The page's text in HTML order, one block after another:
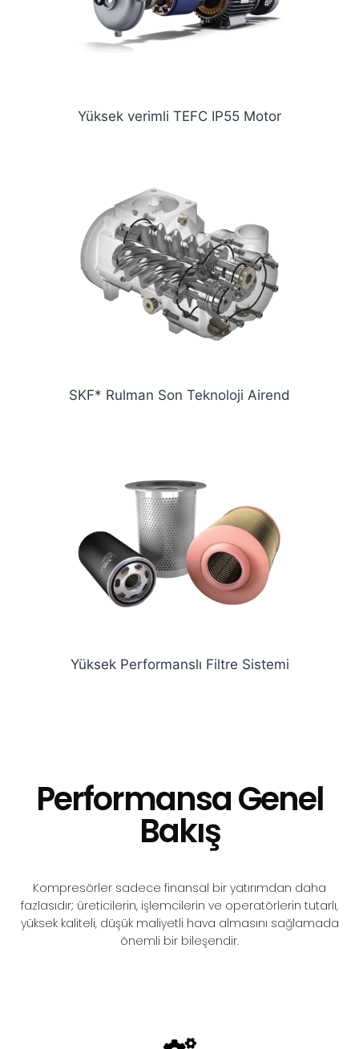
Yüksek verimli TEFC IP55 Motor
SKF* Rulman Son Teknoloji Airend
Yüksek Performanslı Filtre Sistemi
Performansa Genel
Bakış
Kompresörler sadece finansal bir yatırımdan daha
fazlasıdır; üreticilerin, işlemcilerin ve operatörlerin tutarlı,
yüksek kaliteli, düşük maliyetli hava almasını sağlamada
önemli bir bileşendir.